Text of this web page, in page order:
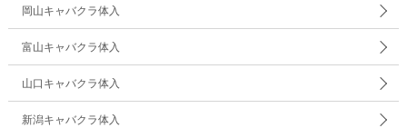
岡山キャバクラ体入
富山キャバクラ体入
山口キャバクラ体入
新潟キャバクラ体入